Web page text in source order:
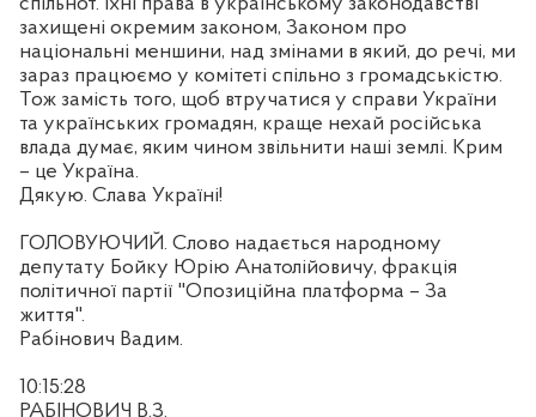
захищені окремим законом, Законом про
національні меншини, над змінами в який, до речі, ми
зараз працюємо у комітеті спільно з громадськістю.
Тож замість того, щоб втручатися у справи України
та українських громадян, краще нехай російська
влада думає, яким чином звільнити наші землі. Крим
– це Україна.
Дякую. Слава Україні!
ГОЛОВУЮЧИЙ. Слово надається народному
депутату Бойку Юрію Анатолійовичу, фракція
політичної партії "Опозиційна платформа – За
життя".
Рабінович Вадим.
10:15:28
РАБІНОВИЧ В.З.